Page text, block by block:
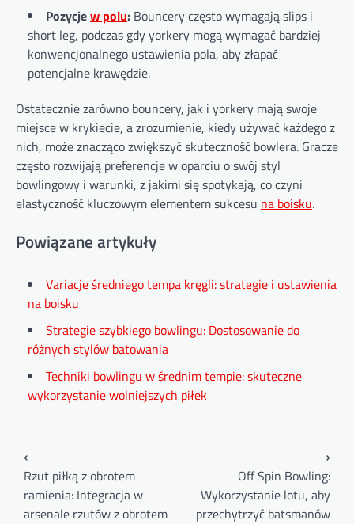
Pozycjew polu: Bouncery często wymagają slips i
short leg, podczas gdy yorkery mogą wymagać bardziej
konwencjonalnego ustawienia pola, aby złapać
potencjalne krawędzie.
Ostatecznie zarówno bouncery, jak i yorkery mają swoje
miejsce w krykiecie, a zrozumienie, kiedy używać każdego z
nich, może znacząco zwiększyć skuteczność bowlera. Gracze
często rozwijają preferencje w oparciu o swój styl
bowlingowy i warunki, z jakimi się spotykają, co czyni
elastyczność kluczowym elementem sukcesu na boisku.
Powiązane artykuły
Variacje średniego tempa kręgli: strategie i ustawienia
na boisku
Strategie szybkiego bowlingu: Dostosowanie do
różnych stylów batowania
Techniki bowlingu w średnim tempie: skuteczne
wykorzystanie wolniejszych piłek
Post
navigation
⟵
Rzut piłką z obrotem
ramienia: Integracja w
arsenale rzutów z obrotem
Off Spin Bowling:
Wykorzystanie lotu, aby
przechytrzyć batsmanów
⟶